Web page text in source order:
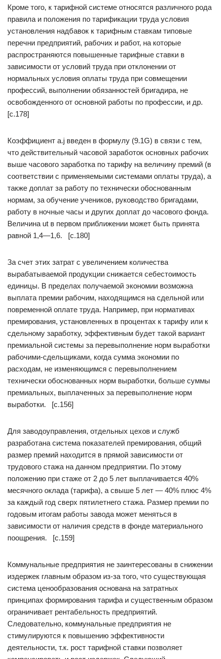
Кроме того, к тарифной системе относятся различного рода
правила и положения по тарификации труда условия
установления надбавок к тарифным ставкам типовые
перечни предприятий, рабочих и работ, на которые
распространяются повышенные тарифные ставки в
зависимости от условий труда при отклонении от
нормальных условия оплаты труда при совмещении
профессий, выполнении обязанностей бригадира, не
освобожденного от основной работы по профессии, и др.
[c.178]
Коэффициент a.j введен в формулу (9.1G) в связи с тем,
что действительный часовой заработок основных рабочих
выше часового заработка по тарифу на величину премий (в
соответствии с применяемыми системами оплаты труда), а
также доплат за работу по технически обоснованным
нормам, за обучение учеников, руководство бригадами,
работу в ночные часы и других доплат до часового фонда.
Величина ut в первом приближении может быть принята
равной 1,4—1,6. [c.180]
За счет этих затрат с увеличением количества
вырабатываемой продукции снижается себестоимость
единицы. В пределах получаемой экономии возможна
выплата премии рабочим, находящимся на сдельной или
повременной оплате труда. Например, при нормативах
премирования, установленных в процентах к тарифу или к
сдельному заработку, эффективным будет такой вариант
премиальной системы за перевыполнение норм выработки
рабочими-сдельщиками, когда сумма экономии по
расходам, не изменяющимся с перевыполнением
технически обоснованных норм выработки, больше суммы
премиальных, выплаченных за перевыполнение норм
выработки. [c.156]
Для заводоуправления, отдельных цехов и служб
разработана система показателей премирования, общий
размер премий находится в прямой зависимости от
трудового стажа на данном предприятии. По этому
положению при стаже от 2 до 5 лет выплачивается 40%
месячного оклада (тарифа), а свыше 5 лет — 40% плюс 4%
за каждый год сверх пятилетнего стажа. Размер премии по
годовым итогам работы завода может меняться в
зависимости от наличия средств в фонде материального
поощрения. [c.159]
Коммунальные предприятия не заинтересованы в снижении
издержек главным образом из-за того, что существующая
система ценообразования основана на затратных
принципах формирования тарифа и существенным образом
ограничивает рентабельность предприятий.
Следовательно, коммунальные предприятия не
стимулируются к повышению эффективности
деятельности, т.к. рост тарифной ставки позволяет